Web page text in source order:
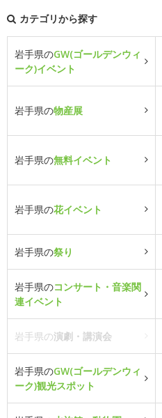
カテゴリから探す
岩手県のGW(ゴールデンウィ
ーク)イベント
岩手県の物産展
岩手県の無料イベント
岩手県の花イベント
岩手県の祭り
岩手県のコンサート・音楽関
連イベント
岩手県の演劇・講演会
岩手県のGW(ゴールデンウィ
ーク)観光スポット